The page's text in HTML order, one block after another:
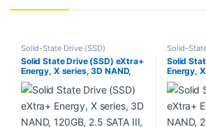
Solid-State Drive (SSD)
Solid State Drive (SSD) eXtra+
Energy, X series, 3D NAND,
120GB, 2.5 SATA III, 6Gb/s
Solid-
Solid
Energy,
240GB,